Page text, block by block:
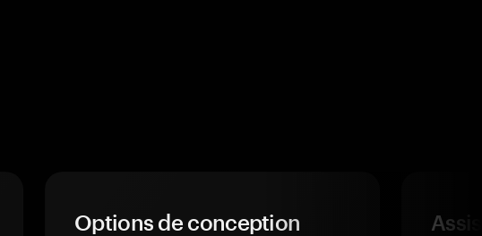
Options de conception